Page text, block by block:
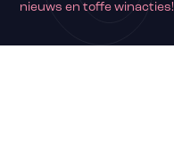
nieuws en toffe winacties!